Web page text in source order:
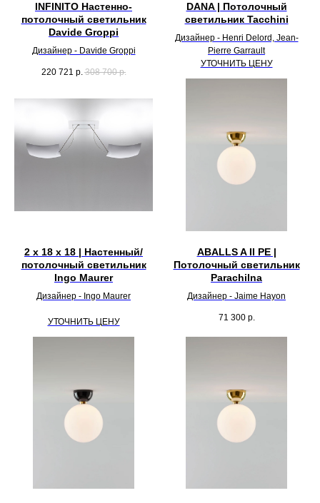
INFINITO Настенно-
потолочный светильник
Davide Groppi
Дизайнер - Davide Groppi
220 721 р. 308 700 р.
DANA | Потолочный
светильник Tacchini
Дизайнер - Henri Delord, Jean-
Pierre Garrault
УТОЧНИТЬ ЦЕНУ
2 х 18 х 18 | Настенный/
потолочный светильник
Ingo Maurer
Дизайнер - Ingo Maurer
УТОЧНИТЬ ЦЕНУ
ABALLS A II PE |
Потолочный светильник
Parachilna
Дизайнер - Jaime Hayon
71 300 р.